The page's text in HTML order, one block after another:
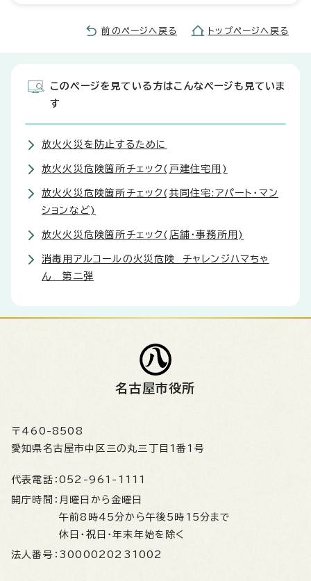
前のページへ戻る トップページへ戻る
このページを見ている方はこんなページも見ていま
す
放火火災を防止するために
放火火災危険箇所チェック(戸建住宅用)
放火火災危険箇所チェック(共同住宅:アパート・マン
ションなど)
放火火災危険箇所チェック(店舗・事務所用)
消毒用アルコールの火災危険 チャレンジハマちゃ
ん 第二弾
名古屋市役所
〒460-8508
愛知県名古屋市中区三の丸三丁目1番1号
代表電話： 052-961-1111
開庁時間： 月曜日から金曜日
午前8時45分から午後5時15分まで
休日・祝日・年末年始を除く
法人番号： 3000020231002